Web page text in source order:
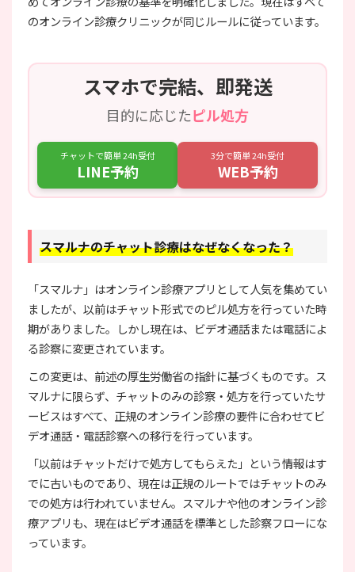
のオンライン診療クリニックが同じルールに従っています。
スマホで完結、即発送
目的に応じたピル処方
チャットで簡単 24h受付
LINE予約
3分で簡単 24h受付
WEB予約
スマルナのチャット診療はなぜなくなった？
「スマルナ」はオンライン診療アプリとして人気を集めてい
ましたが、以前はチャット形式でのピル処方を行っていた時
期がありました。しかし現在は、ビデオ通話または電話によ
る診察に変更されています。
この変更は、前述の厚生労働省の指針に基づくものです。ス
マルナに限らず、チャットのみの診察・処方を行っていたサ
ービスはすべて、正規のオンライン診療の要件に合わせてビ
デオ通話・電話診察への移行を行っています。
「以前はチャットだけで処方してもらえた」という情報はす
でに古いものであり、現在は正規のルートではチャットのみ
での処方は行われていません。スマルナや他のオンライン診
療アプリも、現在はビデオ通話を標準とした診察フローにな
っています。